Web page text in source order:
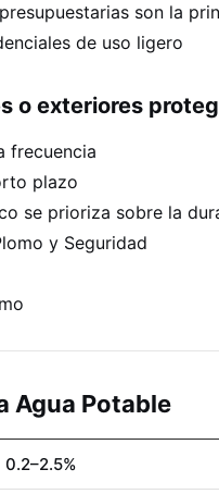
son la
de uso ligero
o exteriores
frecuencia
plazo
se prioriza sobre la
y Seguridad
Agua Potable
0.2–2.5%